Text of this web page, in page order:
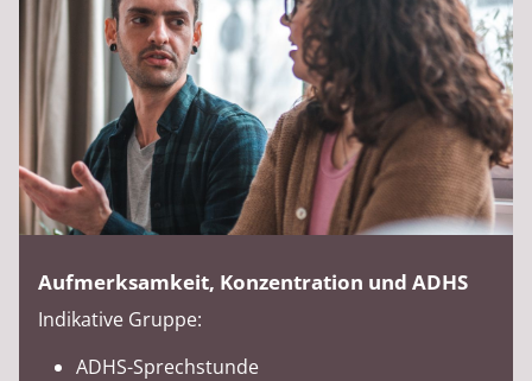
Aufmerksamkeit, Konzentration und ADHS
Indikative Gruppe:
ADHS-Sprechstunde